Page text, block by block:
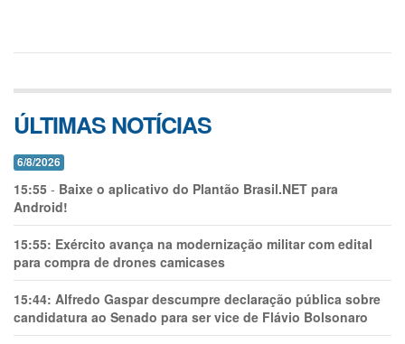
ÚLTIMAS NOTÍCIAS
6/8/2026
15:55 - Baixe o aplicativo do Plantão Brasil.NET para
Android!
15:55: Exército avança na modernização militar com edital
para compra de drones camicases
15:44: Alfredo Gaspar descumpre declaração pública sobre
candidatura ao Senado para ser vice de Flávio Bolsonaro